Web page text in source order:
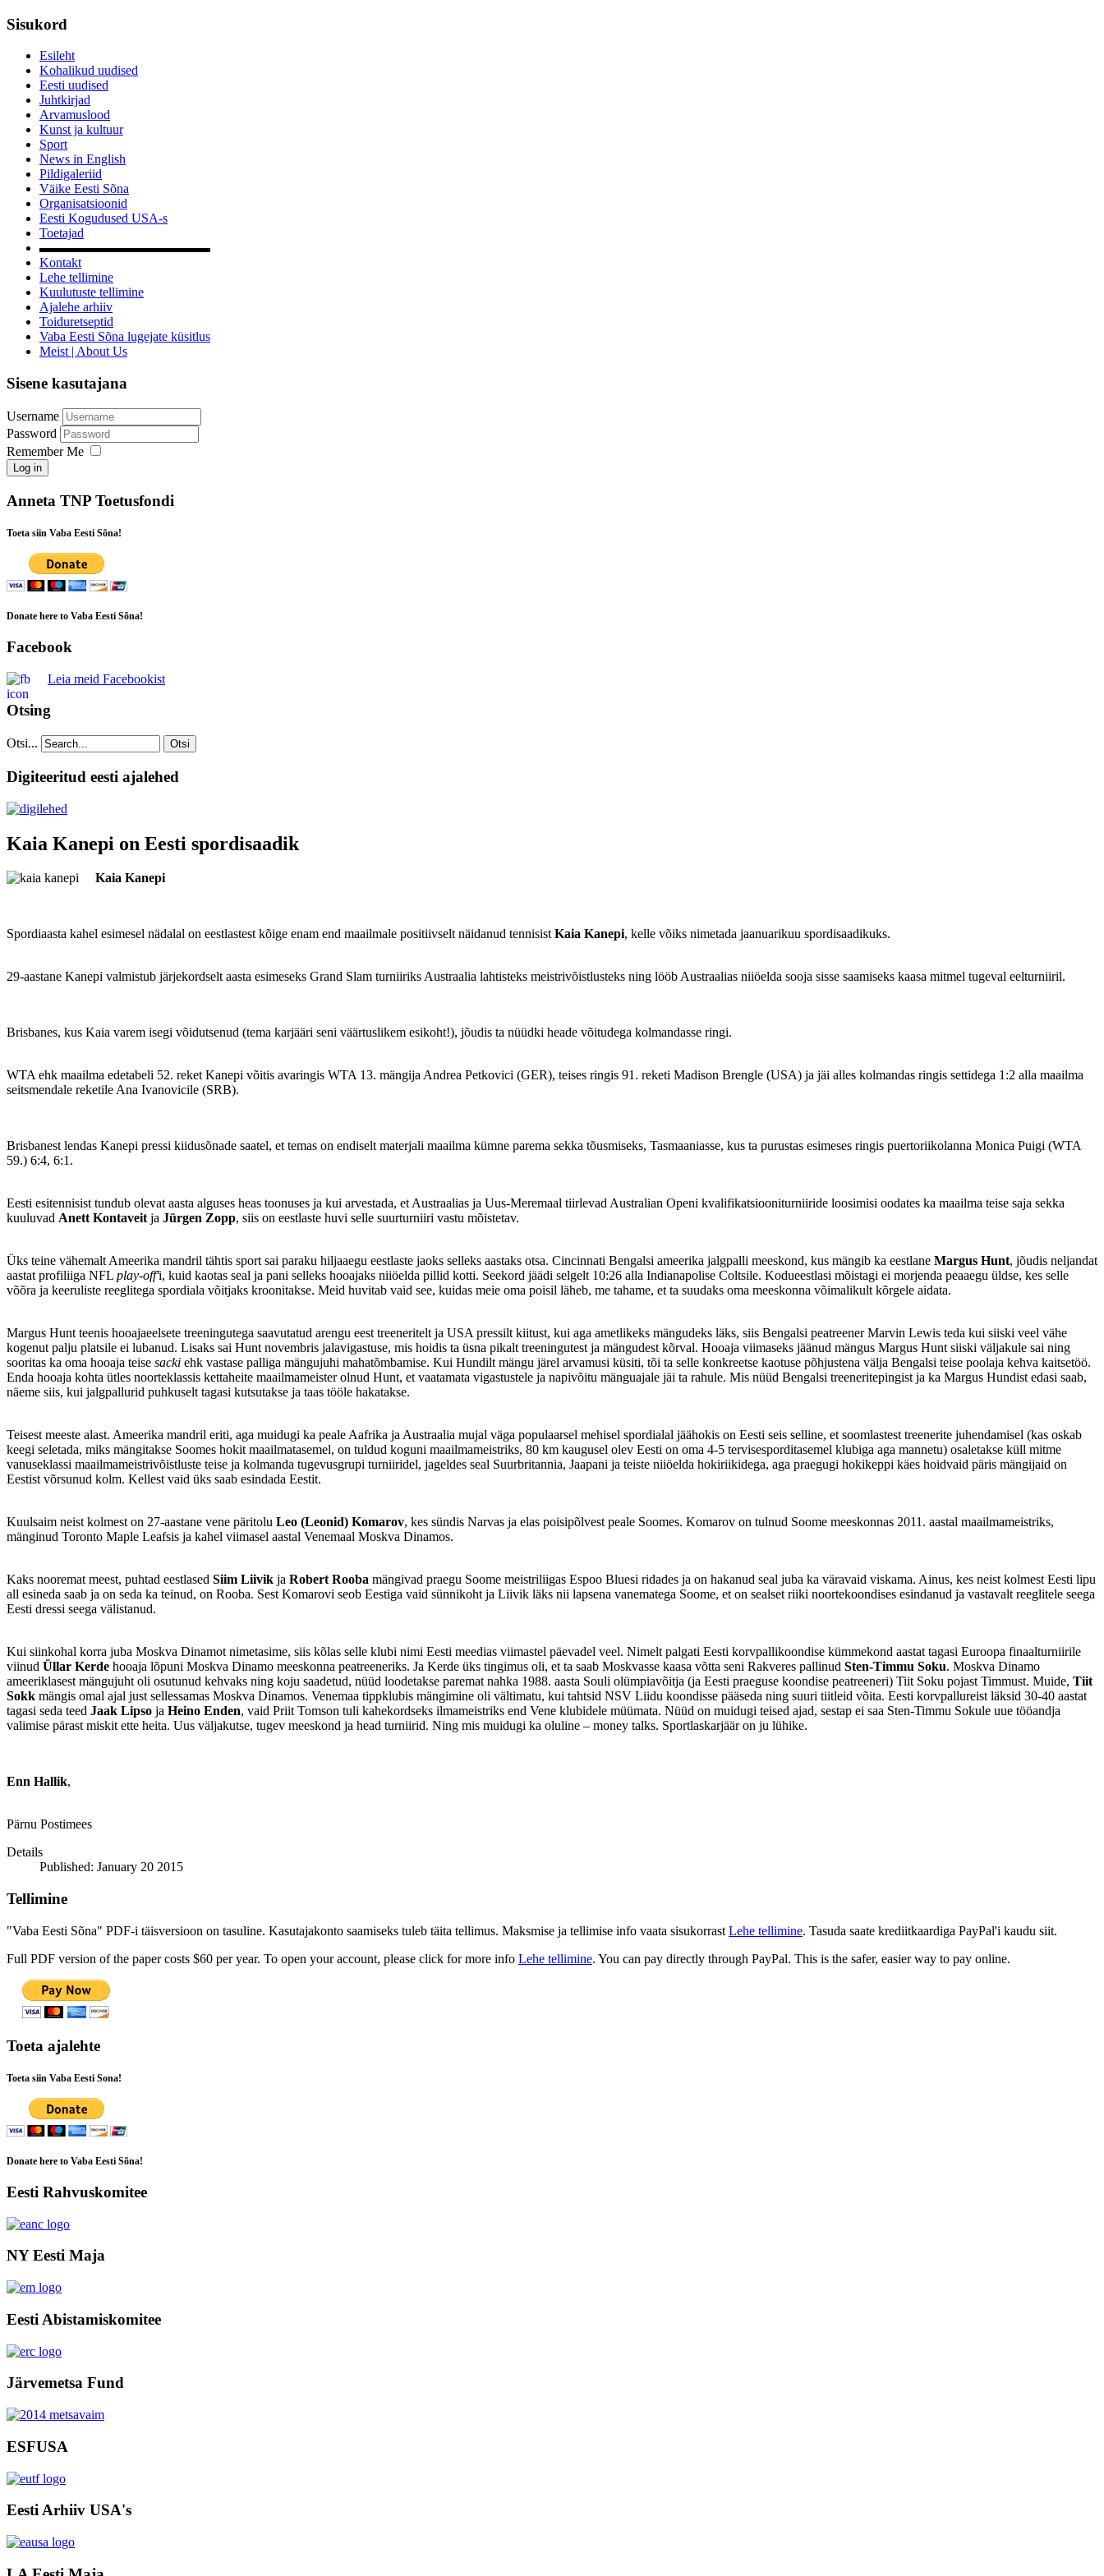
Sisukord
Esileht
Kohalikud uudised
Eesti uudised
Juhtkirjad
Arvamuslood
Kunst ja kultuur
Sport
News in English
Pildigaleriid
Väike Eesti Sõna
Organisatsioonid
Eesti Kogudused USA-s
Toetajad
▬▬▬▬▬▬▬▬▬▬▬▬▬
Kontakt
Lehe tellimine
Kuulutuste tellimine
Ajalehe arhiiv
Toiduretseptid
Vaba Eesti Sõna lugejate küsitlus
Meist | About Us
Sisene kasutajana
Username
Password
Remember Me
Log in
Anneta TNP Toetusfondi
Toeta siin Vaba Eesti Sõna!
Donate here to Vaba Eesti Sõna!
Facebook
Leia meid Facebookist
Otsing
Otsi... Otsi
Digiteeritud eesti ajalehed
Kaia Kanepi on Eesti spordisaadik
Kaia Kanepi
Spordiaasta kahel esimesel nädalal on eestlastest kõige enam end maailmale positiivselt näidanud tennisistKaia Kanepi, kelle võiks nimetada jaanuarikuu spordisaadikuks.
29-aastane Kanepi valmistub järjekordselt aasta esimeseks Grand Slam turniiriks Austraalia lahtisteks meistrivõistlusteks ning lööb Austraalias niiöelda sooja sisse saamiseks kaasa mitmel tugeval eelturniiril.
Brisbanes, kus Kaia varem isegi võidutsenud (tema karjääri seni väärtuslikem esikoht!), jõudis ta nüüdki heade võitudega kolmandasse ringi.
WTA ehk maailma edetabeli 52. reket Kanepi võitis avaringis WTA 13. mängija Andrea Petkovici (GER), teises ringis 91. reketi Madison Brengle (USA) ja jäi alles kolmandas ringis settidega 1:2 alla maailma
seitsmendale reketile Ana Ivanovicile (SRB).
Brisbanest lendas Kanepi pressi kiidusõnade saatel, et temas on endiselt materjali maailma kümne parema sekka tõusmiseks, Tasmaaniasse, kus ta purustas esimeses ringis puertoriikolanna Monica Puigi (WTA
59.) 6:4, 6:1.
Eesti esitennisist tundub olevat aasta alguses heas toonuses ja kui arvestada, et Austraalias ja Uus-Meremaal tiirlevad Australian Openi kvalifikatsiooniturniiride loosimisi oodates ka maailma teise saja sekka
kuuluvad Anett Kontaveitja Jürgen Zopp, siis on eestlaste huvi selle suurturniiri vastu mõistetav.
Üks teine vähemalt Ameerika mandril tähtis sport sai paraku hiljaaegu eestlaste jaoks selleks aastaks otsa. Cincinnati Bengalsi ameerika jalgpalli meeskond, kus mängib ka eestlane Margus Hunt, jõudis neljandat
aastat profiliiga NFL play-off'i, kuid kaotas seal ja pani selleks hooajaks niiöelda pillid kotti. Seekord jäädi selgelt 10:26 alla Indianapolise Coltsile. Kodueestlasi mõistagi ei morjenda peaaegu üldse, kes selle
võõra ja keeruliste reeglitega spordiala võitjaks kroonitakse. Meid huvitab vaid see, kuidas meie oma poisil läheb, me tahame, et ta suudaks oma meeskonna võimalikult kõrgele aidata.
Margus Hunt teenis hooajaeelsete treeningutega saavutatud arengu eest treeneritelt ja USA pressilt kiitust, kui aga ametlikeks mängudeks läks, siis Bengalsi peatreener Marvin Lewis teda kui siiski veel vähe
kogenut palju platsile ei lubanud. Lisaks sai Hunt novembris jalavigastuse, mis hoidis ta üsna pikalt treeningutest ja mängudest kõrval. Hooaja viimaseks jäänud mängus Margus Hunt siiski väljakule sai ning
sooritas ka oma hooaja teise sacki ehk vastase palliga mängujuhi mahatõmbamise. Kui Hundilt mängu järel arvamusi küsiti, tõi ta selle konkreetse kaotuse põhjustena välja Bengalsi teise poolaja kehva kaitsetöö.
Enda hooaja kohta ütles noorteklassis kettaheite maailmameister olnud Hunt, et vaatamata vigastustele ja napivõitu mänguajale jäi ta rahule. Mis nüüd Bengalsi treeneritepingist ja ka Margus Hundist edasi saab,
näeme siis, kui jalgpallurid puhkuselt tagasi kutsutakse ja taas tööle hakatakse.
Teisest meeste alast. Ameerika mandril eriti, aga muidugi ka peale Aafrika ja Austraalia mujal väga populaarsel mehisel spordialal jäähokis on Eesti seis selline, et soomlastest treenerite juhendamisel (kas oskab
keegi seletada, miks mängitakse Soomes hokit maailmatasemel, on tuldud koguni maailmameistriks, 80 km kaugusel olev Eesti on oma 4-5 tervisesporditasemel klubiga aga mannetu) osaletakse küll mitme
vanuseklassi maailmameistrivõistluste teise ja kolmanda tugevusgrupi turniiridel, jageldes seal Suurbritannia, Jaapani ja teiste niiöelda hokiriikidega, aga praegugi hokikeppi käes hoidvaid päris mängijaid on
Eestist võrsunud kolm. Kellest vaid üks saab esindada Eestit.
Kuulsaim neist kolmest on 27-aastane vene päritolu Leo (Leonid) Komarov, kes sündis Narvas ja elas poisipõlvest peale Soomes. Komarov on tulnud Soome meeskonnas 2011. aastal maailmameistriks,
mänginud Toronto Maple Leafsis ja kahel viimasel aastal Venemaal Moskva Dinamos.
Kaks nooremat meest, puhtad eestlased Siim Liivik ja Robert Rooba mängivad praegu Soome meistriliigas Espoo Bluesi ridades ja on hakanud seal juba ka väravaid viskama. Ainus, kes neist kolmest Eesti lipu
all esineda saab ja on seda ka teinud, on Rooba. Sest Komarovi seob Eestiga vaid sünnikoht ja Liivik läks nii lapsena vanematega Soome, et on sealset riiki noortekoondises esindanud ja vastavalt reeglitele seega
Eesti dressi seega välistanud.
Kui siinkohal korra juba Moskva Dinamot nimetasime, siis kõlas selle klubi nimi Eesti meedias viimastel päevadel veel. Nimelt palgati Eesti korvpallikoondise kümmekond aastat tagasi Euroopa finaalturniirile
viinud Üllar Kerde hooaja lõpuni Moskva Dinamo meeskonna peatreeneriks. Ja Kerde üks tingimus oli, et ta saab Moskvasse kaasa võtta seni Rakveres pallinud Sten-Timmu Soku. Moskva Dinamo
ameeriklasest mängujuht oli osutunud kehvaks ning koju saadetud, nüüd loodetakse paremat nahka 1988. aasta Souli olümpiavõitja (ja Eesti praeguse koondise peatreeneri) Tiit Soku pojast Timmust. Muide, Tiit
Sokk mängis omal ajal just sellessamas Moskva Dinamos. Venemaa tippklubis mängimine oli vältimatu, kui tahtsid NSV Liidu koondisse pääseda ning suuri tiitleid võita. Eesti korvpallureist läksid 30-40 aastat
tagasi seda teed Jaak Lipso ja Heino Enden, vaid Priit Tomson tuli kahekordseks ilmameistriks end Vene klubidele müümata. Nüüd on muidugi teised ajad, sestap ei saa Sten-Timmu Sokule uue tööandja
valimise pärast miskit ette heita. Uus väljakutse, tugev meeskond ja head turniirid. Ning mis muidugi ka oluline – money talks. Sportlaskarjäär on ju lühike.
Enn Hallik,
Pärnu Postimees
Details
Published: January 20 2015
Tellimine
"Vaba Eesti Sõna" PDF-i täisversioon on tasuline. Kasutajakonto saamiseks tuleb täita tellimus. Maksmise ja tellimise info vaata sisukorrast Lehe tellimine. Tasuda saate krediitkaardiga PayPal'i kaudu siit.
Full PDF version of the paper costs $60 per year. To open your account, please click for more info Lehe tellimine. You can pay directly through PayPal. This is the safer, easier way to pay online.
Toeta ajalehte
Toeta siin Vaba Eesti Sona!
Donate here to Vaba Eesti Sõna!
Eesti Rahvuskomitee
NY Eesti Maja
Eesti Abistamiskomitee
Järvemetsa Fund
ESFUSA
Eesti Arhiiv USA's